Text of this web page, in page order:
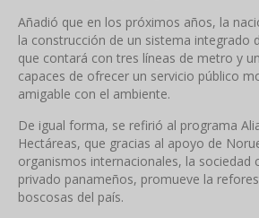
Añadió que en los próximos años, la
la construcción de un sistema integrado
que contará con tres líneas de metro y
capaces de ofrecer un servicio público
amigable con el ambiente.
De igual forma, se refirió al programa
Hectáreas, que gracias al apoyo de
organismos internacionales, la sociedad
privado panameños, promueve la
boscosas del país.